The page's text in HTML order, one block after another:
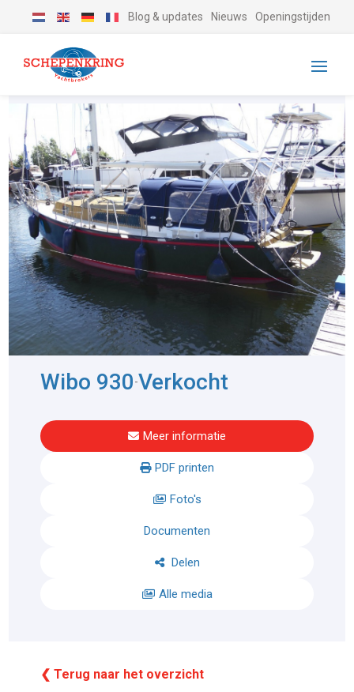
Blog & updates Nieuws Openingstijden
Wibo 930-Verkocht
Meer informatie
PDF printen
Foto's
Documenten
Delen
Alle media
❮ Terug naar het overzicht